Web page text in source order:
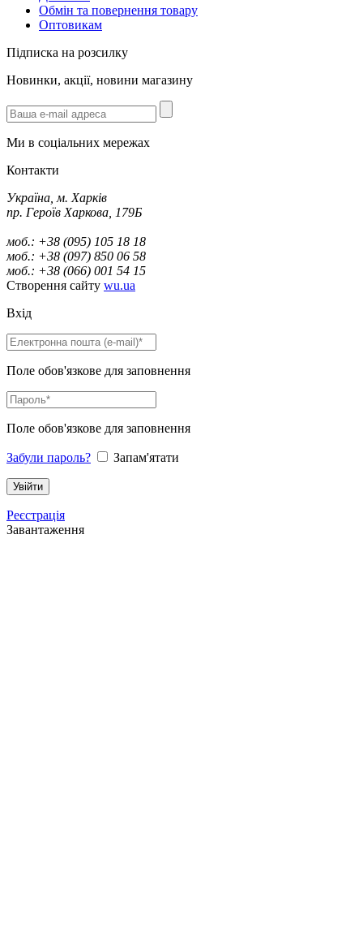
Обмін та повернення товару
Оптовикам
Підписка на розсилку
Новинки, акції, новини магазину
Ми в соціальних мережах
Контакти
Україна, м. Харків
пр. Героїв Харкова, 179Б
моб.: +38 (095) 105 18 18
моб.: +38 (097) 850 06 58
моб.: +38 (066) 001 54 15
Створення сайту wu.ua
Вхід
Поле обов'язкове для заповнення
Поле обов'язкове для заповнення
Забули пароль? Запам'ятати
Реєстрація
Завантаження